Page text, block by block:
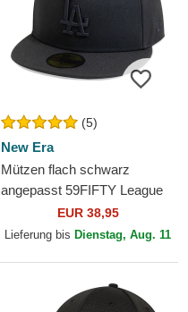
(5)
New Era
Mützen flach schwarz
angepasst 59FIFTY League
Essential der Los Angeles
Dodgers MLB von New Era
EUR 38,95
Lieferung bis Dienstag, Aug. 11